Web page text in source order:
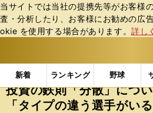
当サイトでは当社の提携先等がお客様
査・分析したり、お客様にお勧めの広
okie を使⽤する場合があります。詳し
新着 ランキング 野球
b
ス
ポ
ル
エンタメ その他 投資
投資の鉄則「分散」につ
「タイプの違う選手がい